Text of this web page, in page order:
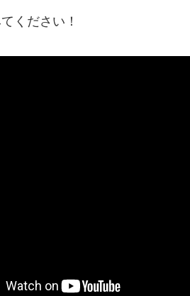
ください！